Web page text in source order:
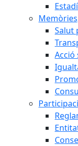
Salut
Acció